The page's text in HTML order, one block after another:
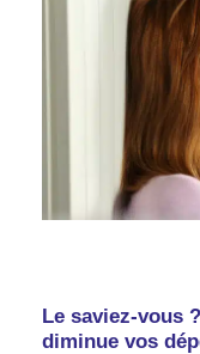
Le saviez-vous
diminue vos